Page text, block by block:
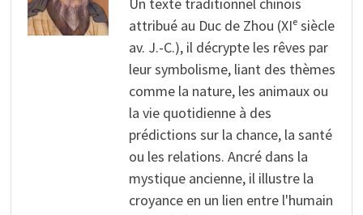
attribué au Duc de Zhou (XIᵉ siècle
av. J.-C.), il décrypte les rêves par
leur symbolisme, liant des thèmes
comme la nature, les animaux ou
la vie quotidienne à des
prédictions sur la chance, la santé
ou les relations. Ancré dans la
mystique ancienne, il illustre la
croyance en un lien entre l'humain